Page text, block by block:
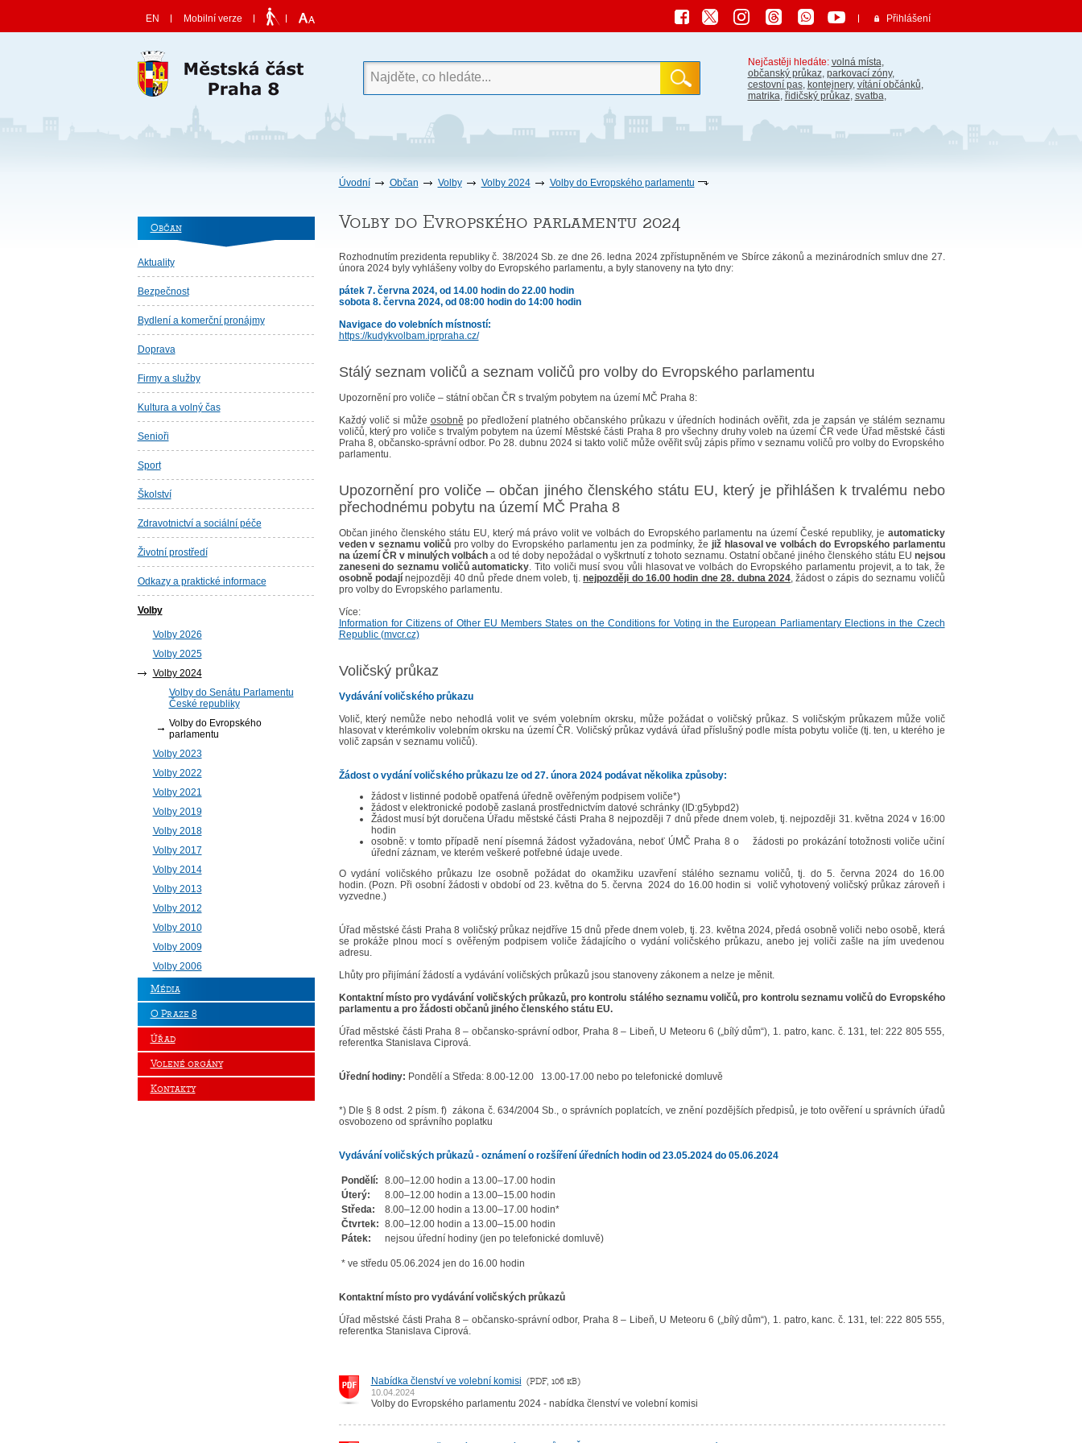
EN Mobilní verze Přihlášení
Nejčastěji hledáte: volná místa,
občanský průkaz, parkovací zóny,
cestovní pas, kontejnery, vítání občánků,
matrika, řidičský průkaz, svatba,
Úvodní Občan Volby Volby 2024 Volby do Evropského parlamentu
Občan
Aktuality
Bezpečnost
Bydlení a komerční pronájmy
Doprava
Firmy a služby
Kultura a volný čas
Senioři
Sport
Školství
Zdravotnictví a sociální péče
Životní prostředí
Odkazy a praktické informace
Volby
Volby 2026
Volby 2025
Volby 2024
Volby do Senátu Parlamentu
České republiky
Volby do Evropského
parlamentu
Volby 2023
Volby 2022
Volby 2021
Volby 2019
Volby 2018
Volby 2017
Volby 2014
Volby 2013
Volby 2012
Volby 2010
Volby 2009
Volby 2006
Média
O Praze 8
Úřad
Volené orgány
Kontakty
Volby do Evropského parlamentu 2024
Rozhodnutím prezidenta republiky č. 38/2024 Sb. ze dne 26. ledna 2024 zpřístupněném ve Sbírce zákonů a mezinárodních smluv dne 27.
února 2024 byly vyhlášeny volby do Evropského parlamentu, a byly stanoveny na tyto dny:
pátek 7. června 2024, od 14.00 hodin do 22.00 hodin
sobota 8. června 2024, od 08:00 hodin do 14:00 hodin
Navigace do volebních místností:
https://kudykvolbam.iprpraha.cz/
Stálý seznam voličů a seznam voličů pro volby do Evropského parlamentu
Upozornění pro voliče – státní občan ČR s trvalým pobytem na území MČ Praha 8:
Každý volič si může osobně po předložení platného občanského průkazu v úředních hodinách ověřit, zda je zapsán ve stálém seznamu
voličů, který pro voliče s trvalým pobytem na území Městské části Praha 8 pro všechny druhy voleb na území ČR vede Úřad městské části
Praha 8, občansko-správní odbor. Po 28. dubnu 2024 si takto volič může ověřit svůj zápis přímo v seznamu voličů pro volby do Evropského
parlamentu.
Upozornění pro voliče – občan jiného členského státu EU, který je přihlášen k trvalému nebo
přechodnému pobytu na území MČ Praha 8
Občan jiného členského státu EU, který má právo volit ve volbách do Evropského parlamentu na území České republiky, je automaticky
veden v seznamu voličůpro volby do Evropského parlamentu jen za podmínky, že již hlasoval ve volbách do Evropského parlamentu
na území ČR v minulých volbácha od té doby nepožádal o vyškrtnutí z tohoto seznamu. Ostatní občané jiného členského státu EU nejsou
zaneseni do seznamu voličů automaticky. Tito voliči musí svou vůli hlasovat ve volbách do Evropského parlamentu projevit, a to tak, že
osobně podajínejpozději 40 dnů přede dnem voleb, tj.nejpozději do 16.00 hodin dne 28. dubna 2024, žádost o zápis do seznamu voličů
pro volby do Evropského parlamentu.
Více:
Information for Citizens of Other EU Members States on the Conditions for Voting in the European Parliamentary Elections in the Czech
Republic (mvcr.cz)
Voličský průkaz
Vydávání voličského průkazu
Volič, který nemůže nebo nehodlá volit ve svém volebním okrsku, může požádat o voličský průkaz. S voličským průkazem může volič
hlasovat v kterémkoliv volebním okrsku na území ČR. Voličský průkaz vydává úřad příslušný podle místa pobytu voliče (tj. ten, u kterého je
volič zapsán v seznamu voličů).
Žádost o vydání voličského průkazu lze od 27. února 2024 podávat několika způsoby:
žádost v listinné podobě opatřená úředně ověřeným podpisem voliče*)
žádost v elektronické podobě zaslaná prostřednictvím datové schránky (ID:g5ybpd2)
Žádost musí být doručena Úřadu městské části Praha 8 nejpozději 7 dnů přede dnem voleb, tj. nejpozději 31. května 2024 v 16:00
hodin
osobně: v tomto případě není písemná žádost vyžadována, neboť ÚMČ Praha 8 o žádosti po prokázání totožnosti voliče učiní
úřední záznam, ve kterém veškeré potřebné údaje uvede.
O vydání voličského průkazu lze osobně požádat do okamžiku uzavření stálého seznamu voličů, tj. do 5. června 2024 do 16.00
hodin. (Pozn. Při osobní žádosti v období od 23. května do 5. června 2024 do 16.00 hodin si volič vyhotovený voličský průkaz zároveň i
vyzvedne.)
Úřad městské části Praha 8 voličský průkaz nejdříve 15 dnů přede dnem voleb, tj. 23. května 2024, předá osobně voliči nebo osobě, která
se prokáže plnou mocí s ověřeným podpisem voliče žádajícího o vydání voličského průkazu, anebo jej voliči zašle na jím uvedenou
adresu.
Lhůty pro přijímání žádostí a vydávání voličských průkazů jsou stanoveny zákonem a nelze je měnit.
Kontaktní místo pro vydávání voličských průkazů, pro kontrolu stálého seznamu voličů, pro kontrolu seznamu voličů do Evropského
parlamentu a pro žádosti občanů jiného členského státu EU.
Úřad městské části Praha 8 – občansko-správní odbor, Praha 8 – Libeň, U Meteoru 6 („bílý dům“), 1. patro, kanc. č. 131, tel: 222 805 555,
referentka Stanislava Ciprová.
Úřední hodiny: Pondělí a Středa: 8.00-12.00 13.00-17.00 nebo po telefonické domluvě
*) Dle § 8 odst. 2 písm. f) zákona č. 634/2004 Sb., o správních poplatcích, ve znění pozdějších předpisů, je toto ověření u správních úřadů
osvobozeno od správního poplatku
Vydávání voličských průkazů - oznámení o rozšíření úředních hodin od 23.05.2024 do 05.06.2024
Pondělí:
8.00–12.00 hodin a 13.00–17.00 hodin
Úterý:
8.00–12.00 hodin a 13.00–15.00 hodin
Středa:
8.00–12.00 hodin a 13.00–17.00 hodin*
Čtvrtek: 8.00–12.00 hodin a 13.00–15.00 hodin
Pátek:
nejsou úřední hodiny (jen po telefonické domluvě)
* ve středu 05.06.2024 jen do 16.00 hodin
Kontaktní místo pro vydávání voličských průkazů
Úřad městské části Praha 8 – občansko-správní odbor, Praha 8 – Libeň, U Meteoru 6 („bílý dům“), 1. patro, kanc. č. 131, tel: 222 805 555,
referentka Stanislava Ciprová.
Nabídka členství ve volební komisi (PDF, 106 kB)
10.04.2024
Volby do Evropského parlamentu 2024 - nabídka členství ve volební komisi